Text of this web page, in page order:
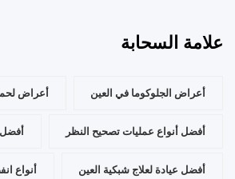
علامة السحابة
أعراض الجلوكوما في العين أعراض
أفضل أنواع عمليات تصحيح النظر أفضل
أفضل عيادة لعلاج شبكية العين أنواع